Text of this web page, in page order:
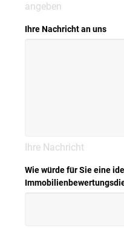
angeben
Ihre Nachricht an uns
Ihre Nachricht
Wie würde für Sie eine